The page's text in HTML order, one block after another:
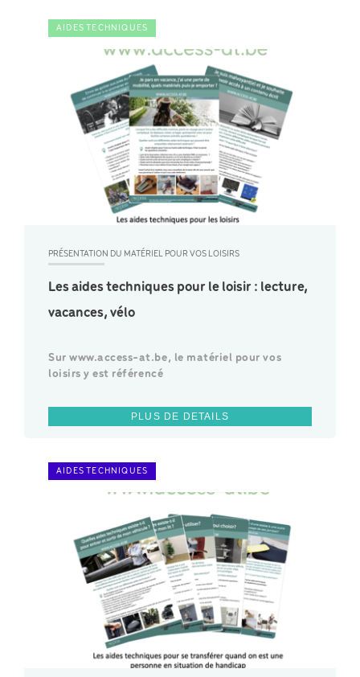
AIDES TECHNIQUES
PRÉSENTATION DU MATÉRIEL POUR VOS LOISIRS
Les aides techniques pour le loisir : lecture,
vacances, vélo
Sur www.access-at.be, le matériel pour vos
loisirs y est référencé
PLUS DE DETAILS
AIDES TECHNIQUES